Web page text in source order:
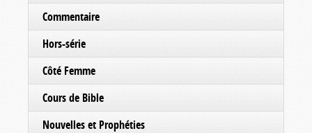
Commentaire
Hors-série
Côté Femme
Cours de Bible
Nouvelles et Prophéties